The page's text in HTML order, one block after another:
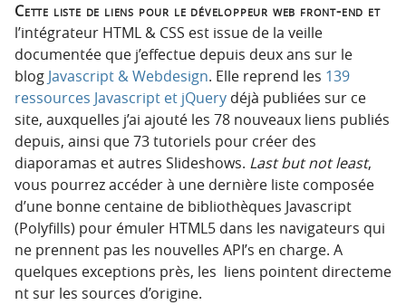
Cette liste de liens pour le développeur web front-end et
l’intégrateur HTML & CSS est issue de la veille
documentée que j’effectue depuis deux ans sur le
blog Javascript & Webdesign. Elle reprend les 139
ressources Javascript et jQuery déjà publiées sur ce
site, auxquelles j’ai ajouté les 78 nouveaux liens publiés
depuis, ainsi que 73 tutoriels pour créer des
diaporamas et autres Slideshows. Last but not least,
vous pourrez accéder à une dernière liste composée
d’une bonne centaine de bibliothèques Javascript
(Polyfills) pour émuler HTML5 dans les navigateurs qui
ne prennent pas les nouvelles API’s en charge. A
quelques exceptions près, les liens pointent directeme
nt sur les sources d’origine.